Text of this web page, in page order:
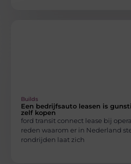
Builds
Een bedrijfsauto leasen is
zelf kopen
ford transit connect lease bij
reden waarom er in Nederland
rondrijden laat zich